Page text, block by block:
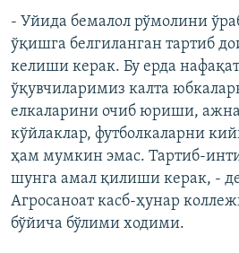
- Уйида бемалол рўмолини
ўқишга белгиланган тартиб
келиши керак. Бу ерда
ўқувчиларимиз калта
елкаларини очиб юриши,
кўйлаклар, футболкаларни
ҳам мумкин эмас. Тартиб-
шунга амал қилиши керак, -
Агросаноат касб-ҳунар
бўйича бўлими ходими.